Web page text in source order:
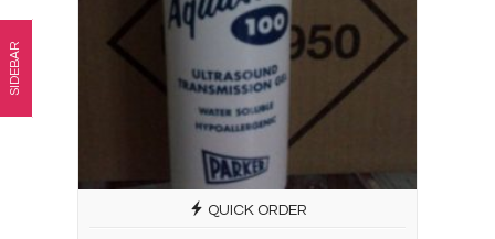
QUICK ORDER
SIDEBAR